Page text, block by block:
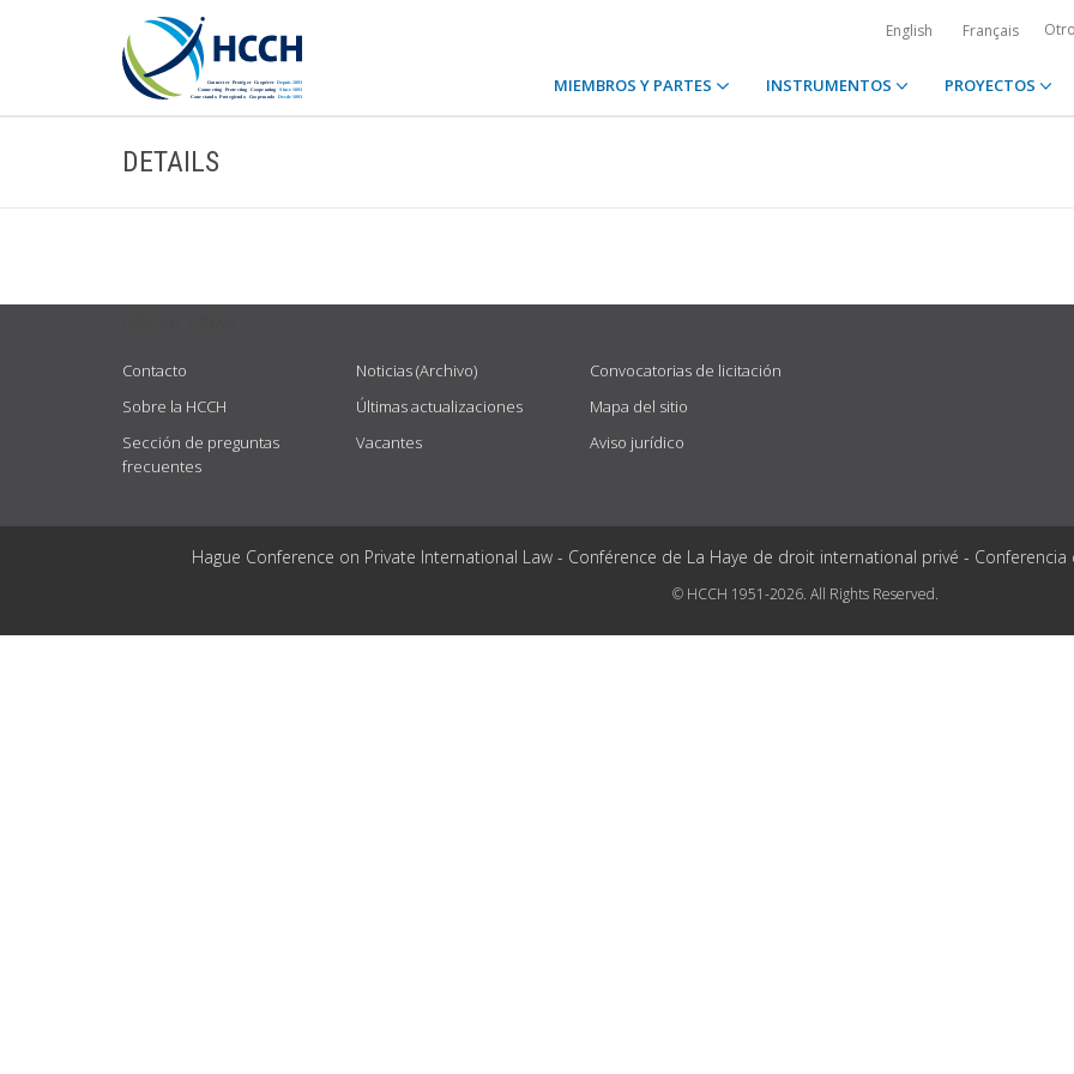
English Français
MIEMBROS Y PARTES INSTRUMENTOS PROYECTOS
DETAILS
Contacto
Sobre la HCCH
Sección de preguntas
frecuentes
Noticias (Archivo)
Últimas actualizaciones
Vacantes
Convocatorias de licitación
Mapa del sitio
Aviso jurídico
Hague Conference on Private International Law - Conférence de La Haye de droit international privé -
© HCCH 1951-2026. All Rights Reserved.